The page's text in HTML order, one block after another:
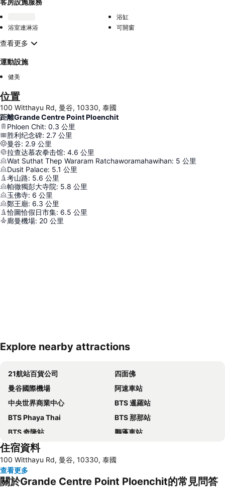
浴缸
浴室連淋浴
可開窗
查看更多
運動設施
健美
位置
100 Witthayu Rd, 曼谷, 10330, 泰國
距離Grande Centre Point Ploenchit
Phloen Chit: 0.3 公里
胜利纪念碑: 2.7 公里
曼谷: 2.9 公里
拉查达慕农拳击馆: 4.6 公里
Wat Suthat Thep Wararam Ratchaworamahawihan: 5 公里
Dusit Palace: 5.1 公里
考山路: 5.6 公里
帕徹獨彭大寺院: 5.8 公里
玉佛寺: 6 公里
鄭王廟: 6.3 公里
恰圖恰假日市集: 6.5 公里
廊曼機場: 20 公里
展開地圖
Explore nearby attractions
21航站百貨公司
四面佛
曼谷國際機場
阿速車站
中央世界商業中心
BTS 暹羅站
BTS Phaya Thai
BTS 那那站
BTS 奇隆站
鵬蓬車站
翁聿車站
翟道翟市場
BTS Thong Lo
廊曼國際機場
曼谷倫披尼公園
住宿資料
100 Witthayu Rd, 曼谷, 10330, 泰國
查看更多
關於Grande Centre Point Ploenchit的常見問答